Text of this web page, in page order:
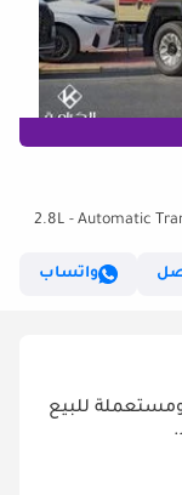
تويوتا لاند كروزر بيك آب 2.8L - Automatic Transmission - Diff Lock - Rear
واتساب
جديدة ومستعملة للبيع